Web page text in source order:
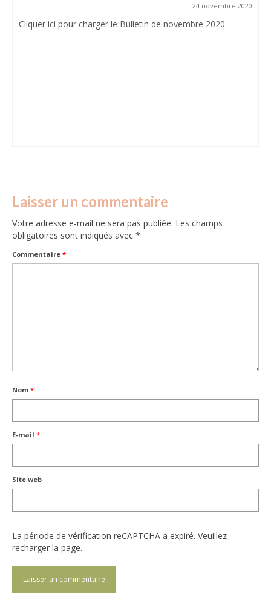
Liens utiles
24 novembre 2020
Cliquer ici pour charger le Bulletin de novembre 2020
Laisser un commentaire
Votre adresse e-mail ne sera pas publiée. Les champs
obligatoires sont indiqués avec *
Commentaire *
Nom *
E-mail *
Site web
La période de vérification reCAPTCHA a expiré. Veuillez
recharger la page.